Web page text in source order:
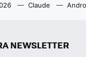
Claude
NEWSLETTER